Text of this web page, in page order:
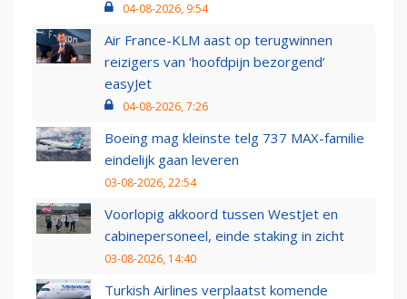
04-08-2026, 9:54
Air France-KLM aast op terugwinnen
reizigers van ‘hoofdpijn bezorgend’
easyJet
04-08-2026, 7:26
Boeing mag kleinste telg 737 MAX-familie
eindelijk gaan leveren
03-08-2026, 22:54
Voorlopig akkoord tussen WestJet en
cabinepersoneel, einde staking in zicht
03-08-2026, 14:40
Turkish Airlines verplaatst komende